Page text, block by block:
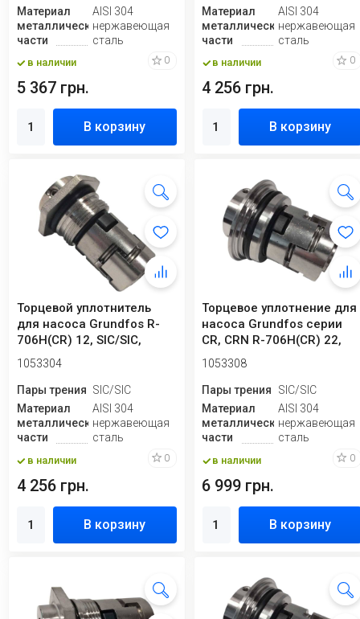
Материал
металлической
части
AISI 304
нержавеющая
сталь
в наличии 0
5 367 грн.
В корзину
Материал
металлической
части
AISI 304
нержавеющая
сталь
в наличии 0
4 256 грн.
В корзину
Торцевой уплотнитель
для насоса Grundfos R-
706H(CR) 12, SIC/SIC,
VITON, 304
1053304
Пары трения SIC/SIC
Материал
металлической
части
AISI 304
нержавеющая
сталь
в наличии 0
4 256 грн.
В корзину
Торцевое уплотнение для
насоса Grundfos серии
CR, CRN R-706H(CR) 22,
SIC/SIC,...
1053308
Пары трения
SIC/SIC
Материал
металлической
части
AISI 304
нержавеющая
сталь
в наличии 0
6 999 грн.
В корзину